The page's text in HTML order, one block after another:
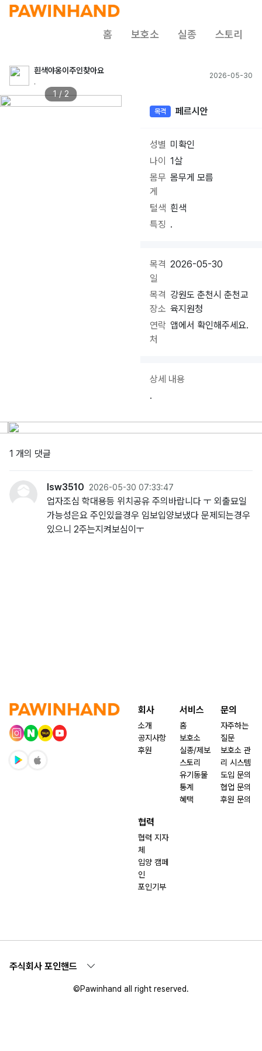
홈 보호소 실종 스토리
흰색야옹이주인찾아요
.
2026-05-30
1 / 2
목격 페르시안
성별 미확인
나이
1살
몸무
게
몸무게 모름
털색 흰색
특징 .
목격
일
2026-05-30
목격
장소
강원도 춘천시 춘천교
육지원청
연락
처
앱에서 확인해주세요.
상세 내용
.
1 개의 댓글
lsw3510 2026-05-30 07:33:47
업자조심 학대용등 위치공유 주의바랍니다 ㅜ 외출묘일
가능성은요 주인있을경우 임보입양보냈다 문제되는경우
있으니 2주는지켜보심이ㅜ
회사
소개
공지사항
후원
서비스
홈
보호소
실종/제보
스토리
유기동물
통계
혜택
문의
자주하는
질문
보호소 관
리 시스템
도입 문의
협업 문의
후원 문의
협력
협력 지자
체
입양 캠페
인
포인기부
주식회사 포인핸드
©Pawinhand all right reserved.